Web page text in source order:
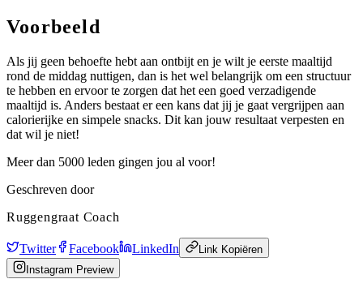
Voorbeeld
Als jij geen behoefte hebt aan ontbijt en je wilt je eerste maaltijd
rond de middag nuttigen, dan is het wel belangrijk om een structuur
te hebben en ervoor te zorgen dat het een goed verzadigende
maaltijd is. Anders bestaat er een kans dat jij je gaat vergrijpen aan
calorierijke en simpele snacks. Dit kan jouw resultaat verpesten en
dat wil je niet!
Meer dan 5000 leden gingen jou al voor!
Geschreven door
Ruggengraat Coach
Twitter Facebook LinkedIn
Link Kopiëren
Instagram Preview